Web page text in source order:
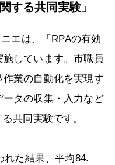
する共同実験」
エは、「RPAの有効
しています。市職員
業の自動化を実現す
タの収集・入力など
共同実験です。
れた結果、平均84.